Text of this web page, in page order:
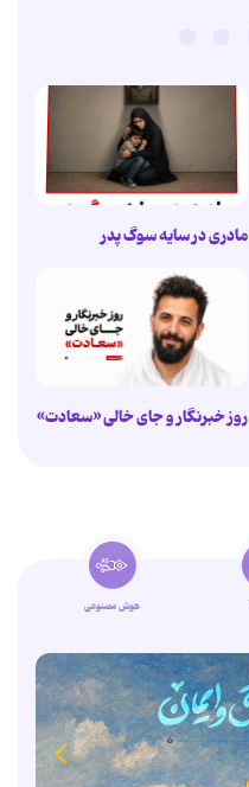
مادری در سایه سوگ پدر
روز خبرنگار و جای خالی «سعادت»
هوش مصنوعی